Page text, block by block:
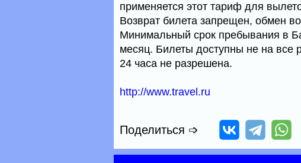
применяется этот тариф для
Возврат билета запрещен, обмен
Минимальный срок пребывания в
месяц. Билеты доступны не на все
24 часа не разрешена.
http://www.travel.ru
Поделиться ➩